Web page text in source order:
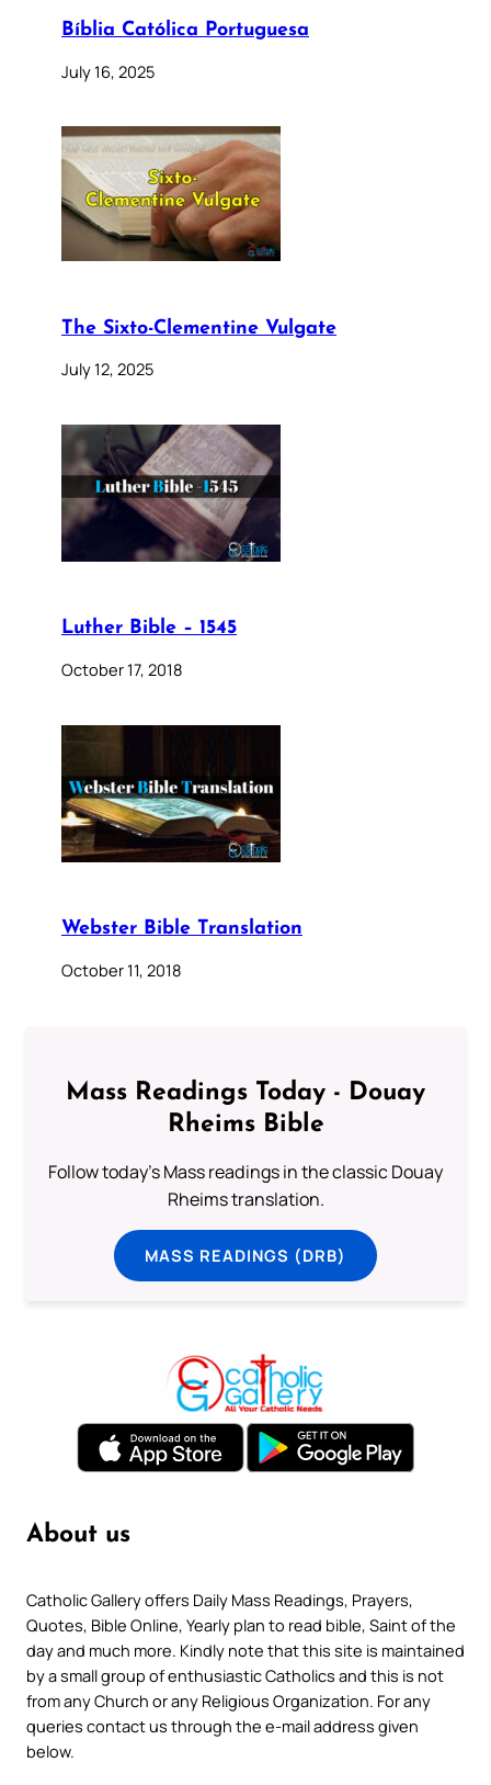
Bíblia Católica Portuguesa
July 16, 2025
The Sixto-Clementine Vulgate
July 12, 2025
Luther Bible – 1545
October 17, 2018
Webster Bible Translation
October 11, 2018
Mass Readings Today - Douay
Rheims Bible
Follow today's Mass readings in the classic Douay
Rheims translation.
MASS READINGS (DRB)
About us
Catholic Gallery offers Daily Mass Readings, Prayers,
Quotes, Bible Online, Yearly plan to read bible, Saint of the
day and much more. Kindly note that this site is maintained
by a small group of enthusiastic Catholics and this is not
from any Church or any Religious Organization. For any
queries contact us through the e-mail address given
below.